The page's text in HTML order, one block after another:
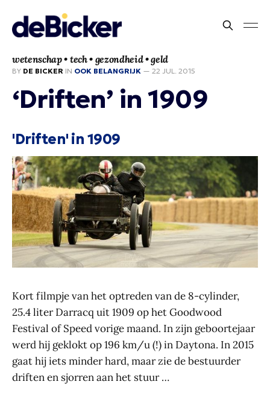
wetenschap • tech • gezondheid • geld
BY DE BICKER IN OOK BELANGRIJK — 22 JUL. 2015
‘Driften’ in 1909
'Driften' in 1909
Kort filmpje van het optreden van de 8-cylinder,
25.4 liter Darracq uit 1909 op het Goodwood
Festival of Speed vorige maand. In zijn geboortejaar
werd hij geklokt op 196 km/u (!) in Daytona. In 2015
gaat hij iets minder hard, maar zie de bestuurder
driften en sjorren aan het stuur …